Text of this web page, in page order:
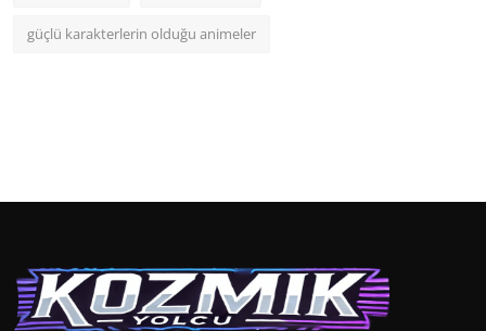
güçlü karakterlerin olduğu animeler